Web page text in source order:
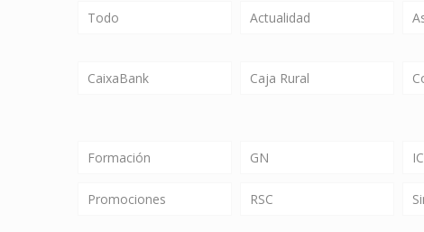
Todo Actualidad
CaixaBank Caja Rural
Formación GN
Promociones RSC